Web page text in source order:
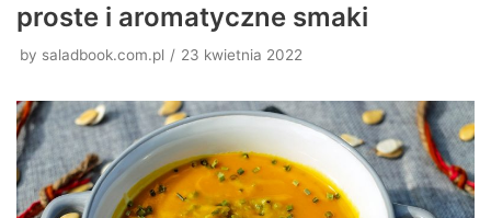
proste i aromatyczne smaki
by saladbook.com.pl 23 kwietnia 2022